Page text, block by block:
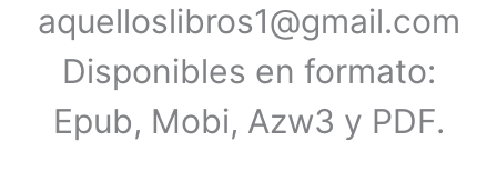
aquelloslibros1@gmail.com
Disponibles en formato:
Epub, Mobi, Azw3 y PDF.